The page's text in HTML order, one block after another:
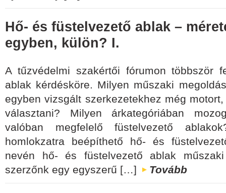
Hő- és füstelvezető ablak –
egyben, külön? I.
A tűzvédelmi szakértői fórumon többször
ablak kérdésköre. Milyen műszaki
egyben vizsgált szerkezetekhez még
választani? Milyen árkategóriában
valóban megfelelő füstelvezető
homlokzatra beépíthető hő- és
nevén hő- és füstelvezető ablak
szerzőnk egy egyszerű […]
Tovább